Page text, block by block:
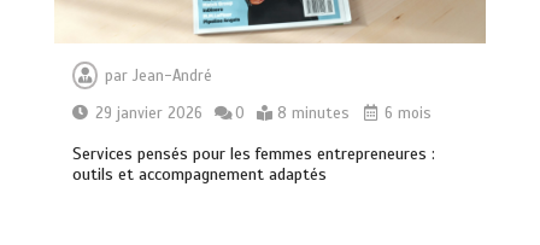
parJean-André
29 janvier 2026
0 8 minutes 6 mois
Services pensés pour les femmes entrepreneures :
outils et accompagnement adaptés